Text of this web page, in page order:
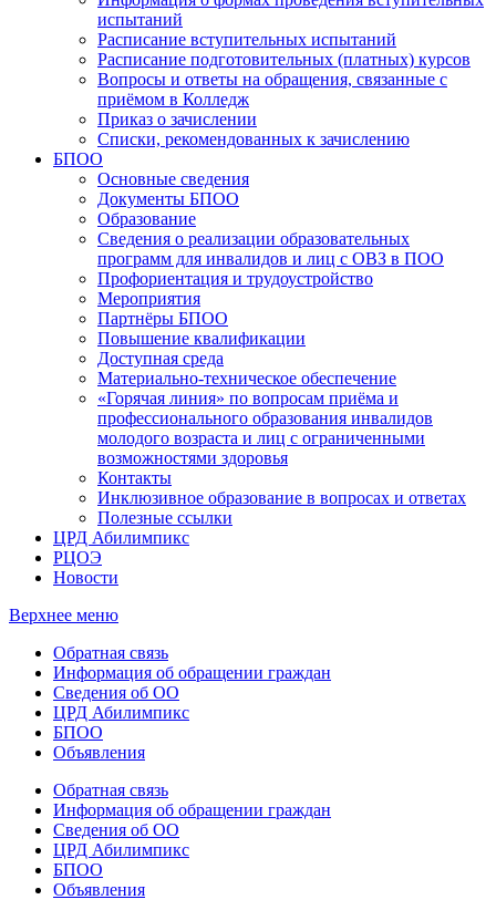
испытаний
Расписание вступительных испытаний
Расписание подготовительных (платных) курсов
Вопросы и ответы на обращения, связанные с
приёмом в Колледж
Приказ о зачислении
Списки, рекомендованных к зачислению
БПОО
Основные сведения
Документы БПОО
Образование
Сведения о реализации образовательных
программ для инвалидов и лиц с ОВЗ в ПОО
Профориентация и трудоустройство
Мероприятия
Партнёры БПОО
Повышение квалификации
Доступная среда
Материально-техническое обеспечение
«Горячая линия» по вопросам приёма и
профессионального образования инвалидов
молодого возраста и лиц с ограниченными
возможностями здоровья
Контакты
Инклюзивное образование в вопросах и ответах
Полезные ссылки
ЦРД Абилимпикс
РЦОЭ
Новости
Верхнее меню
Обратная связь
Информация об обращении граждан
Сведения об ОО
ЦРД Абилимпикс
БПОО
Объявления
Обратная связь
Информация об обращении граждан
Сведения об ОО
ЦРД Абилимпикс
БПОО
Объявления